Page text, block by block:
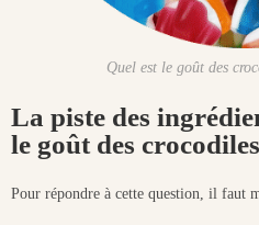
Quel est le goût des
La piste des
le goût des
Pour répondre à cette question, il faut